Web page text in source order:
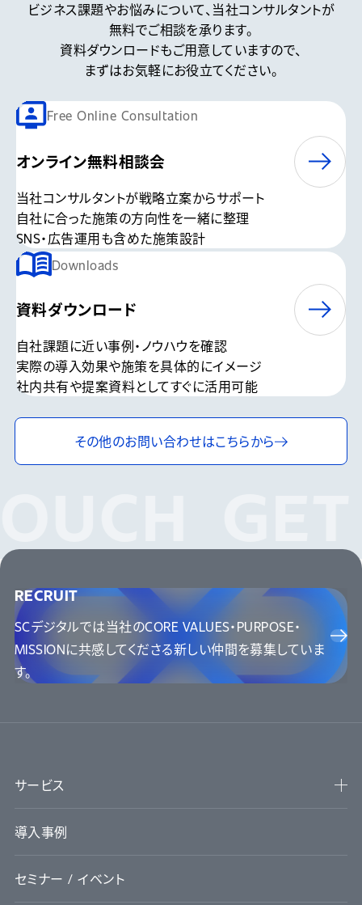
ビジネス課題やお悩みについて、 当社コンサルタントが
無料でご相談を承ります。
資料ダウンロードもご用意していますので、
まずはお気軽にお役立てください。
Free Online Consultation
オンライン無料相談会
当社コンサルタントが戦略立案からサポート
自社に合った施策の方向性を一緒に整理
SNS・広告運用も含めた施策設計
Downloads
資料ダウンロード
自社課題に近い事例・ノウハウを確認
実際の導入効果や施策を具体的にイメージ
社内共有や提案資料としてすぐに活用可能
その他のお問い合わせはこちらから
RECRUIT
SCデジタルでは当社のCORE VALUES・PURPOSE・
MISSIONに共感してくださる新しい仲間を募集していま
す。
サービス
導入事例
セミナー / イベント